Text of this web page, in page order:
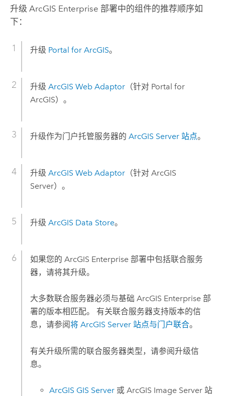
升级 ArcGIS Enterprise 部署中的组件的推荐顺序如
下：
升级 Portal for ArcGIS。
升级 ArcGIS Web Adaptor（针对 Portal for
ArcGIS）。
升级作为门户托管服务器的 ArcGIS Server站点。
升级 ArcGIS Web Adaptor（针对 ArcGIS
Server）。
升级 ArcGIS Data Store。
如果您的 ArcGIS Enterprise部署中包括联合服务
器，请将其升级。
大多数联合服务器必须与基础 ArcGIS Enterprise部
署的版本相匹配。 有关联合服务器支持版本的信
息，请参阅将 ArcGIS Server站点与门户联合。
有关升级所需的联合服务器类型，请参阅升级信
息。
ArcGIS GIS Server 或ArcGIS Image Server 站